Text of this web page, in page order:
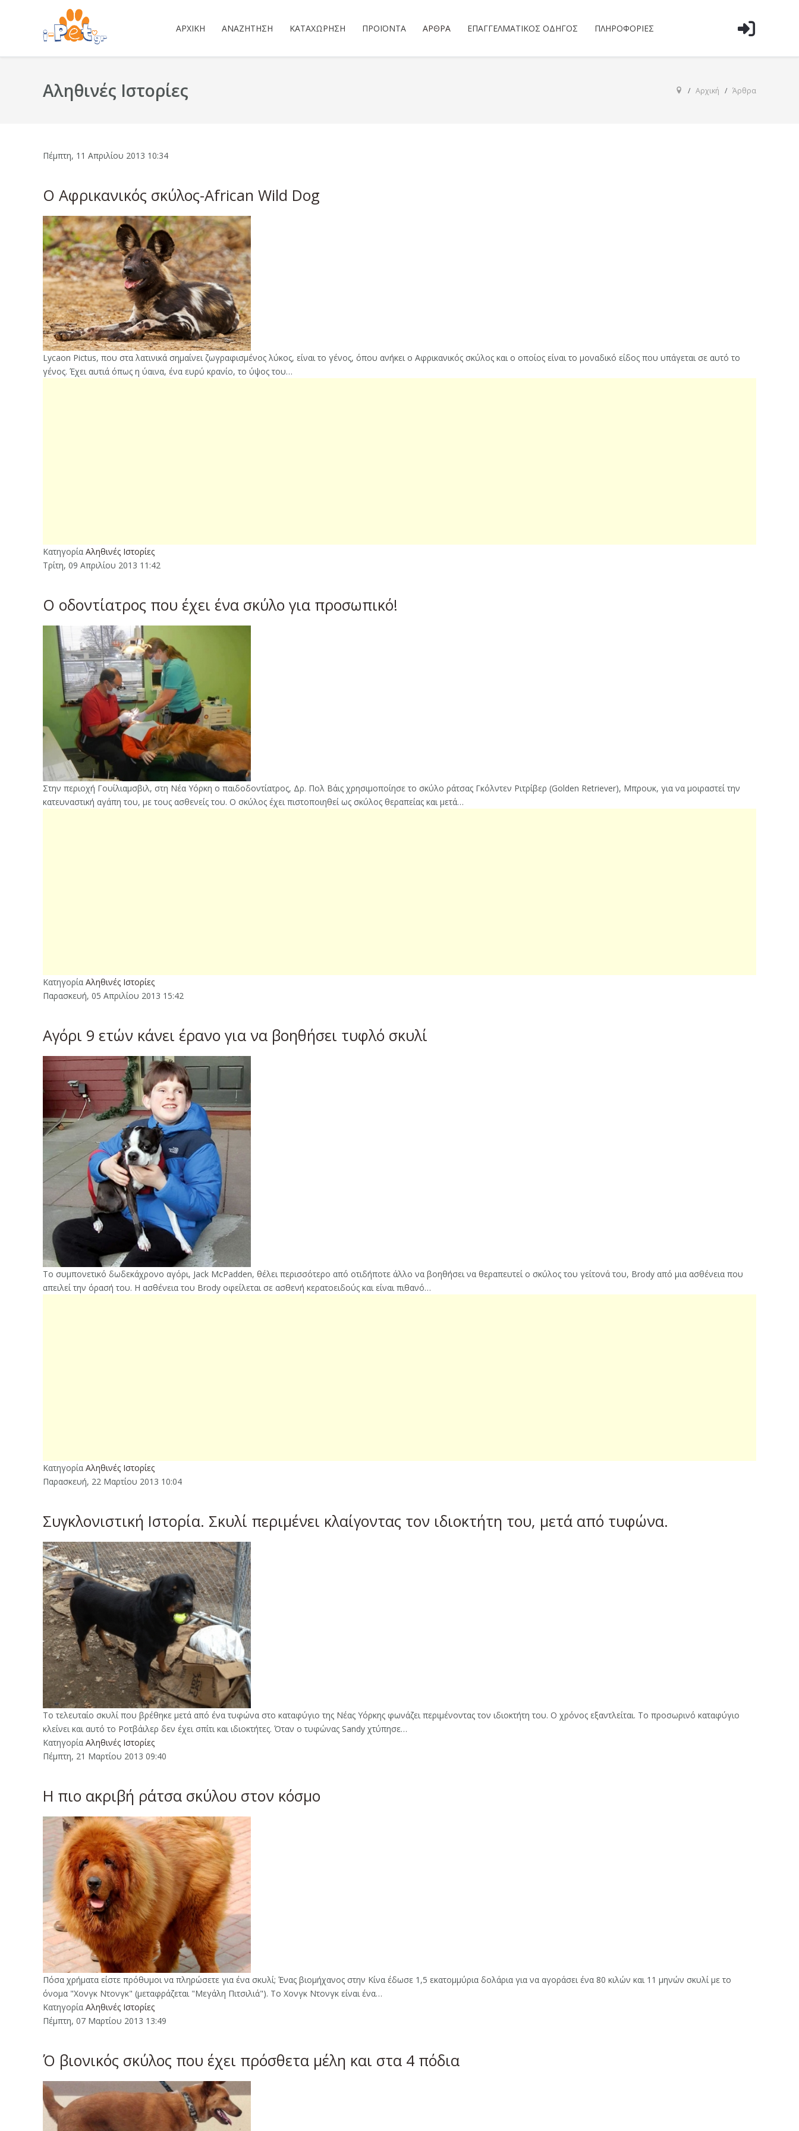
ΑΡΧΙΚΉ ΑΝΑΖΉΤΗΣΗ ΚΑΤΑΧΏΡΗΣΗ ΠΡΟΪΌΝΤΑ ΆΡΘΡΑ ΕΠΑΓΓΕΛΜΑΤΙΚΌΣ ΟΔΗΓΌΣ ΠΛΗΡΟΦΟΡΊΕΣ
Αληθινές Ιστορίες Αρχική Άρθρα
Πέμπτη, 11 Απριλίου 2013 10:34
Ο Αφρικανικός σκύλος-African Wild Dog
Lycaon Pictus, που στα λατινικά σημαίνει ζωγραφισμένος λύκος, είναι το γένος, όπου ανήκει ο Αφρικανικός σκύλος και ο οποίος είναι το μοναδικό είδος που υπάγεται σε αυτό το
γένος. Έχει αυτιά όπως η ύαινα, ένα ευρύ κρανίο, το ύψος του…
Κατηγορία Αληθινές Ιστορίες
Τρίτη, 09 Απριλίου 2013 11:42
Ο οδοντίατρος που έχει ένα σκύλο για προσωπικό!
Στην περιοχή Γουίλιαμσβιλ, στη Νέα Υόρκη ο παιδοδοντίατρος, Δρ. Πολ Βάις χρησιμοποίησε το σκύλο ράτσας Γκόλντεν Ριτρίβερ (Golden Retriever), Μπρουκ, για να μοιραστεί την
κατευναστική αγάπη του, με τους ασθενείς του. Ο σκύλος έχει πιστοποιηθεί ως σκύλος θεραπείας και μετά…
Κατηγορία Αληθινές Ιστορίες
Παρασκευή, 05 Απριλίου 2013 15:42
Αγόρι 9 ετών κάνει έρανο για να βοηθήσει τυφλό σκυλί
Το συμπονετικό δωδεκάχρονο αγόρι, Jack McPadden, θέλει περισσότερο από οτιδήποτε άλλο να βοηθήσει να θεραπευτεί ο σκύλος του γείτονά του, Brody από μια ασθένεια που
απειλεί την όρασή του. Η ασθένεια του Brody οφείλεται σε ασθενή κερατοειδούς και είναι πιθανό…
Κατηγορία Αληθινές Ιστορίες
Παρασκευή, 22 Μαρτίου 2013 10:04
Συγκλονιστική Ιστορία. Σκυλί περιμένει κλαίγοντας τον ιδιοκτήτη του, μετά από τυφώνα.
Το τελευταίο σκυλί που βρέθηκε μετά από ένα τυφώνα στο καταφύγιο της Νέας Υόρκης φωνάζει περιμένοντας τον ιδιοκτήτη του. Ο χρόνος εξαντλείται. Το προσωρινό καταφύγιο
κλείνει και αυτό το Ροτβάιλερ δεν έχει σπίτι και ιδιοκτήτες. Όταν ο τυφώνας Sandy χτύπησε…
Κατηγορία Αληθινές Ιστορίες
Πέμπτη, 21 Μαρτίου 2013 09:40
Η πιο ακριβή ράτσα σκύλου στον κόσμο
Πόσα χρήματα είστε πρόθυμοι να πληρώσετε για ένα σκυλί; Ένας βιομήχανος στην Κίνα έδωσε 1,5 εκατομμύρια δολάρια για να αγοράσει ένα 80 κιλών και 11 μηνών σκυλί με το
όνομα "Χονγκ Ντονγκ" (μεταφράζεται "Μεγάλη Πιτσιλιά"). Το Χονγκ Ντονγκ είναι ένα…
Κατηγορία Αληθινές Ιστορίες
Πέμπτη, 07 Μαρτίου 2013 13:49
Ό βιονικός σκύλος που έχει πρόσθετα μέλη και στα 4 πόδια